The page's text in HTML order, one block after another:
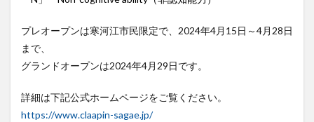
プレオープンは寒河江市民限定で、2024年4月15日～4月28日
まで、
グランドオープンは2024年4月29日です。
詳細は下記公式ホームページをご覧ください。
https://www.claapin-sagae.jp/